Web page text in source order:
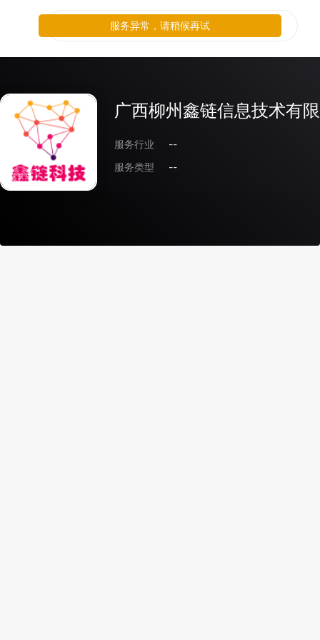
广西柳州鑫链信息技术有
服务行业
--
服务类型
--
服务异常，请稍候再试